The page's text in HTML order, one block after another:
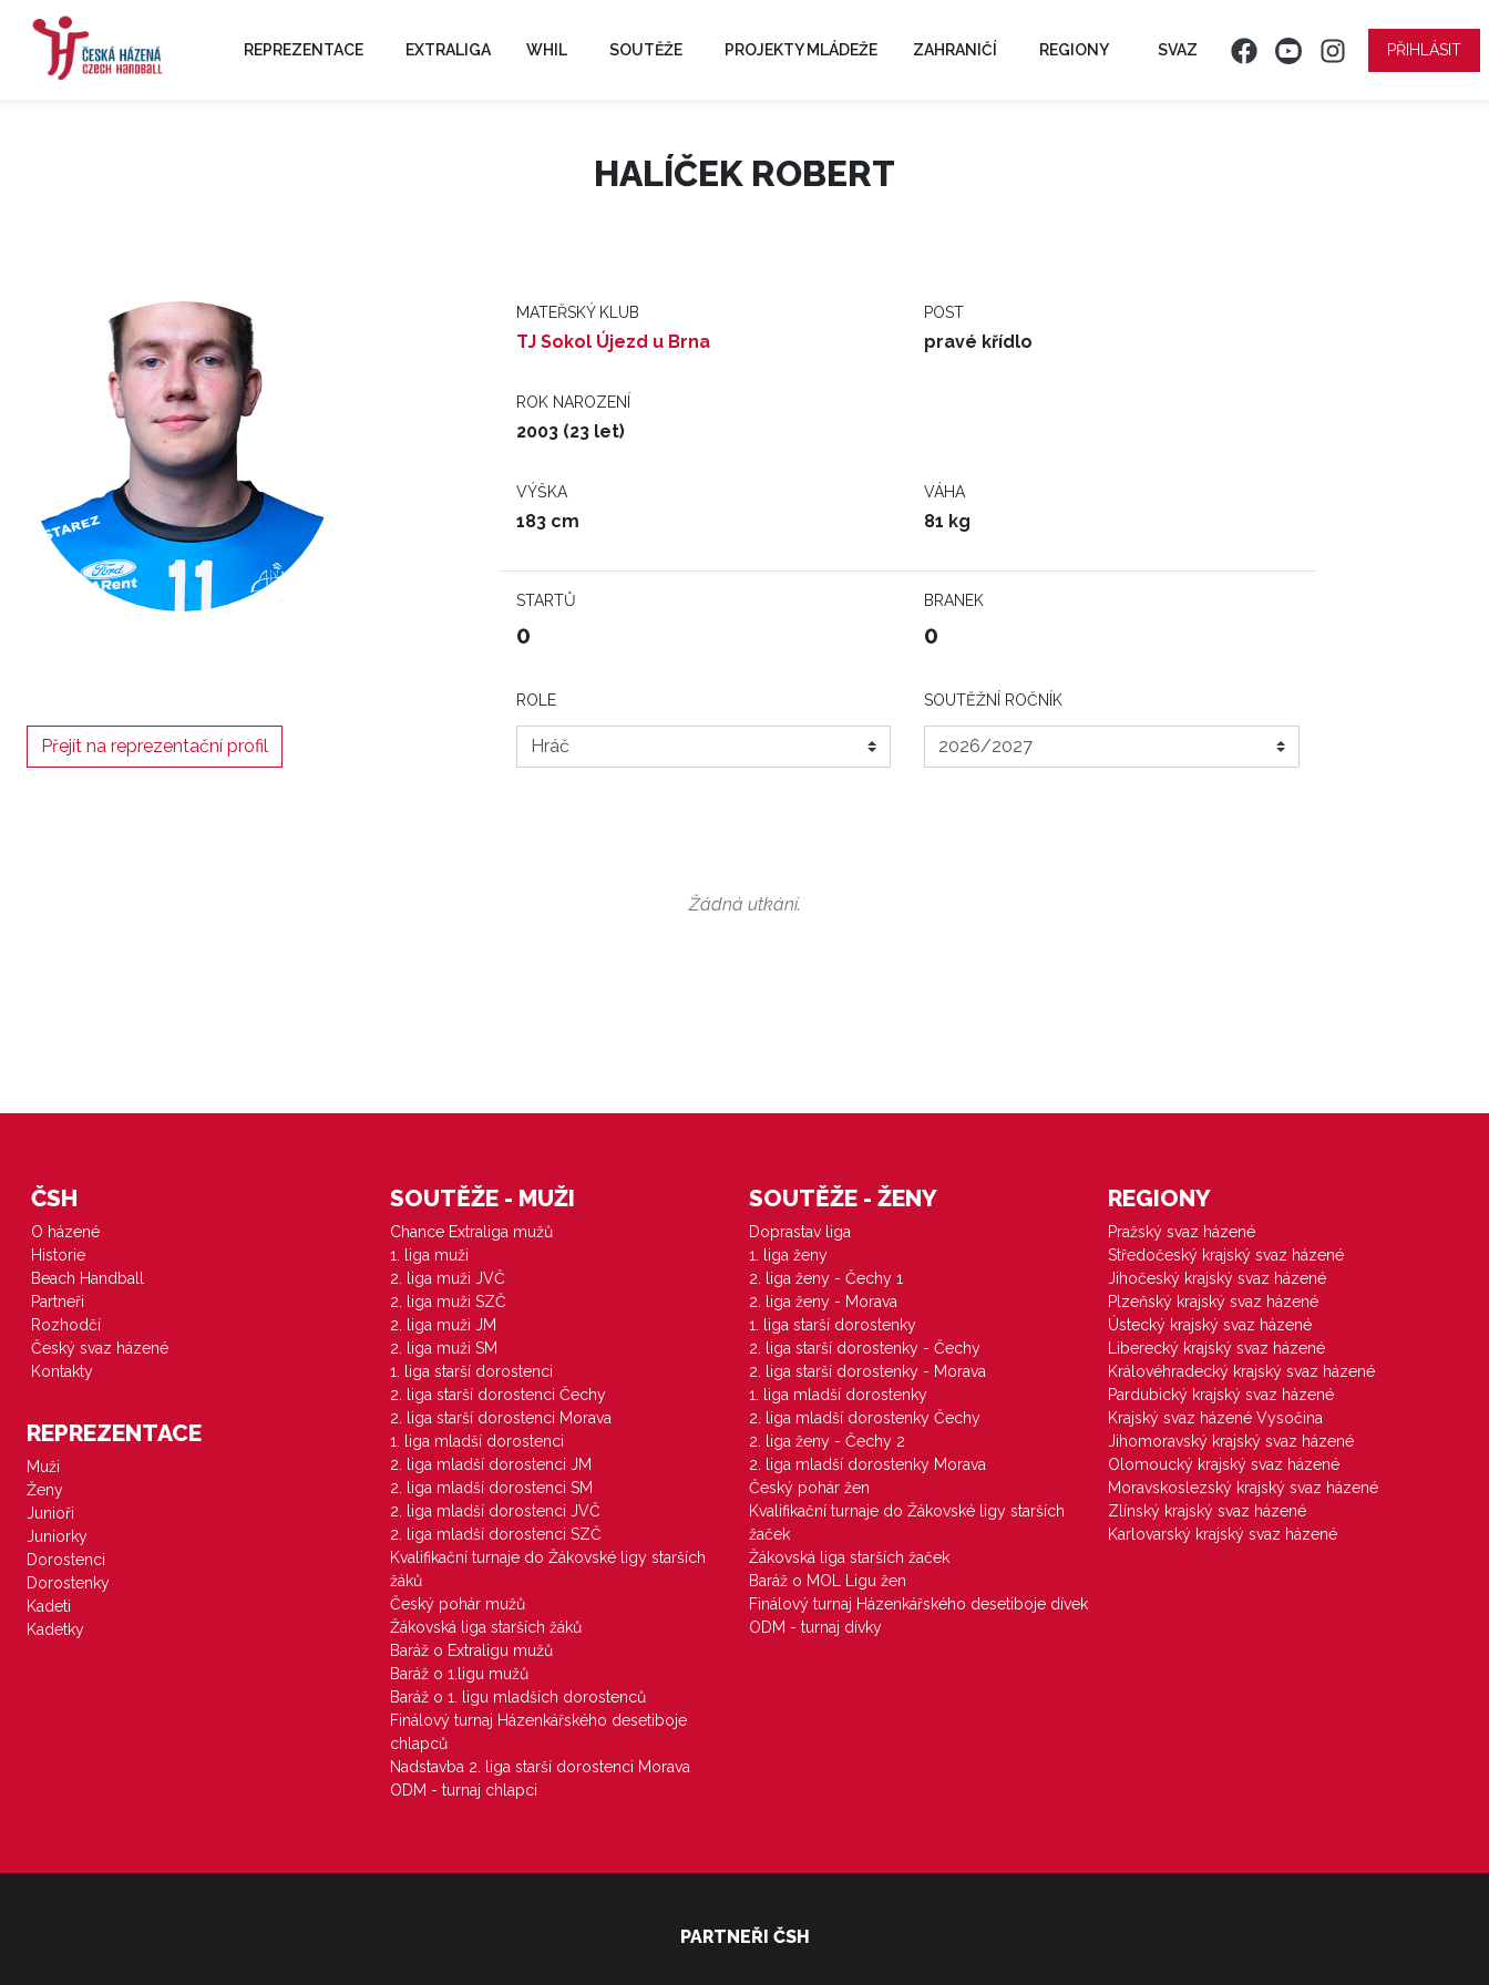
REPREZENTACE EXTRALIGA WHIL SOUTĚŽE PROJEKTY MLÁDEŽE ZAHRANIČÍ REGIONY SVAZ PŘIHLÁSIT
HALÍČEK ROBERT
MATEŘSKÝ KLUB
TJ Sokol Újezd u Brna
POST
pravé křídlo
ROK NAROZENÍ
2003 (23 let)
VÝŠKA
183 cm
VÁHA
81 kg
STARTŮ
0
BRANEK
0
Přejít na reprezentační profil
ROLE SOUTĚŽNÍ ROČNÍK
Žádná utkání.
ČSH
O házené
Historie
Beach Handball
Partneři
Rozhodčí
Český svaz házené
Kontakty
REPREZENTACE
Muži
Ženy
Junioři
Juniorky
Dorostenci
Dorostenky
Kadeti
Kadetky
SOUTĚŽE - MUŽI
Chance Extraliga mužů
1. liga muži
2. liga muži JVČ
2. liga muži SZČ
2. liga muži JM
2. liga muži SM
1. liga starší dorostenci
2. liga starší dorostenci Čechy
2. liga starší dorostenci Morava
1. liga mladší dorostenci
2. liga mladší dorostenci JM
2. liga mladší dorostenci SM
2. liga mladší dorostenci JVČ
2. liga mladší dorostenci SZČ
Kvalifikační turnaje do Žákovské ligy starších
žáků
Český pohár mužů
Žákovská liga starších žáků
Baráž o Extraligu mužů
Baráž o 1.ligu mužů
Baráž o 1. ligu mladších dorostenců
Finálový turnaj Házenkářského desetiboje
chlapců
Nadstavba 2. liga starší dorostenci Morava
ODM - turnaj chlapci
SOUTĚŽE - ŽENY
Doprastav liga
1. liga ženy
2. liga ženy - Čechy 1
2. liga ženy - Morava
1. liga starší dorostenky
2. liga starší dorostenky - Čechy
2. liga starší dorostenky - Morava
1. liga mladší dorostenky
2. liga mladší dorostenky Čechy
2. liga ženy - Čechy 2
2. liga mladší dorostenky Morava
Český pohár žen
Kvalifikační turnaje do Žákovské ligy starších
žaček
Žákovská liga starších žaček
Baráž o MOL Ligu žen
Finálový turnaj Házenkářského desetiboje dívek
ODM - turnaj dívky
REGIONY
Pražský svaz házené
Středočeský krajský svaz házené
Jihočeský krajský svaz házené
Plzeňský krajský svaz házené
Ústecký krajský svaz házené
Liberecký krajský svaz házené
Královéhradecký krajský svaz házené
Pardubický krajský svaz házené
Krajský svaz házené Vysočina
Jihomoravský krajský svaz házené
Olomoucký krajský svaz házené
Moravskoslezský krajský svaz házené
Zlínský krajský svaz házené
Karlovarský krajský svaz házené
PARTNEŘI ČSH